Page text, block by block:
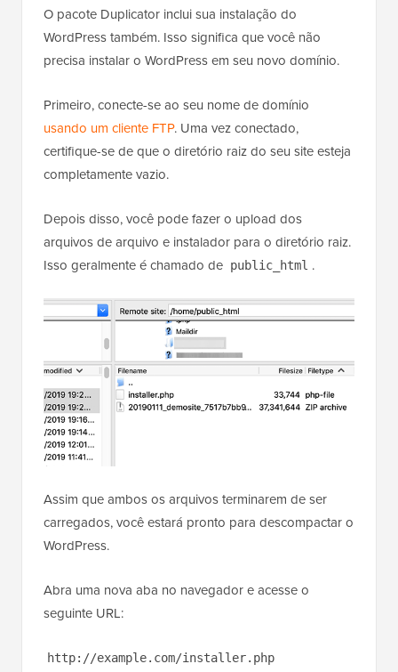
O pacote Duplicator inclui sua instalação do
WordPress também. Isso significa que você não
precisa instalar o WordPress em seu novo domínio.
Primeiro, conecte-se ao seu nome de domínio
usando um cliente FTP. Uma vez conectado,
certifique-se de que o diretório raiz do seu site esteja
completamente vazio.
Depois disso, você pode fazer o upload dos
arquivos de arquivo e instalador para o diretório raiz.
Isso geralmente é chamado de public_html .
Assim que ambos os arquivos terminarem de ser
carregados, você estará pronto para descompactar o
WordPress.
Abra uma nova aba no navegador e acesse o
seguinte URL:
http://example.com/installer.php